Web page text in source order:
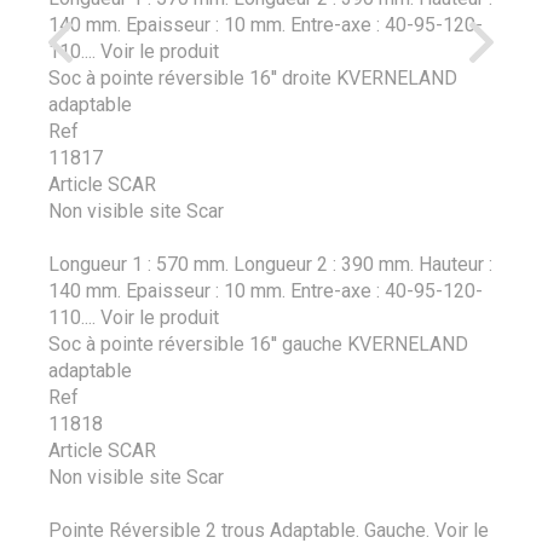
140 mm. Epaisseur : 10 mm. Entre-axe : 40-95-120-
110....
Voir le produit
Soc à pointe réversible 16'' droite KVERNELAND
adaptable
Ref
11817
Article SCAR
Non visible site Scar
Longueur 1 : 570 mm. Longueur 2 : 390 mm. Hauteur :
140 mm. Epaisseur : 10 mm. Entre-axe : 40-95-120-
110....
Voir le produit
Soc à pointe réversible 16'' gauche KVERNELAND
adaptable
Ref
11818
Article SCAR
Non visible site Scar
Pointe Réversible 2 trous Adaptable. Gauche. Voir le